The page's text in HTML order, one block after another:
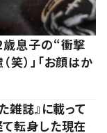
歳息子の“衝撃
）」「お顔はか
雑誌』に載って
転身した現在